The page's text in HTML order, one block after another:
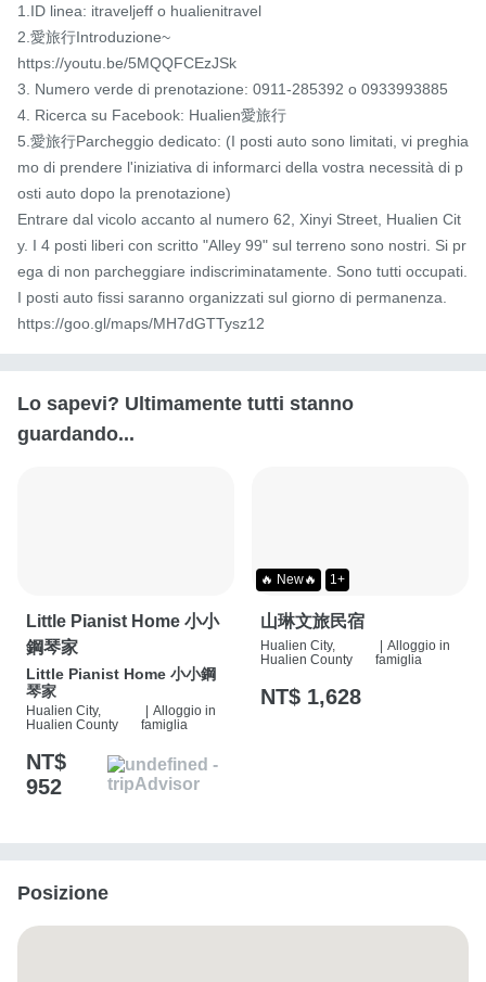
1.ID linea: itraveljeff o hualienitravel
2.愛旅行Introduzione~
https://youtu.be/5MQQFCEzJSk
3. Numero verde di prenotazione: 0911-285392 o 0933993885
4. Ricerca su Facebook: Hualien愛旅行
5.愛旅行Parcheggio dedicato: (I posti auto sono limitati, vi preghia
mo di prendere l'iniziativa di informarci della vostra necessità di p
osti auto dopo la prenotazione)
Entrare dal vicolo accanto al numero 62, Xinyi Street, Hualien Cit
y. I 4 posti liberi con scritto "Alley 99" sul terreno sono nostri. Si pr
ega di non parcheggiare indiscriminatamente. Sono tutti occupati.
I posti auto fissi saranno organizzati sul giorno di permanenza.
https://goo.gl/maps/MH7dGTTysz12
Lo sapevi? Ultimamente tutti stanno
guardando...
Little Pianist Home 小小
鋼琴家
Little Pianist Home 小小鋼
琴家
Hualien City,
Hualien County
Alloggio in
famiglia
NT$
952
🔥 New🔥 1+
山琳文旅民宿
Hualien City,
Hualien County
Alloggio in
famiglia
NT$ 1,628
Posizione